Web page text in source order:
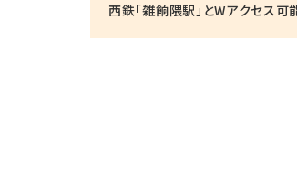
西鉄「雑餉隈駅」とWアクセス